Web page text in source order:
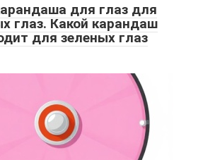
для глаз для
глаз. Какой карандаш
для зеленых глаз